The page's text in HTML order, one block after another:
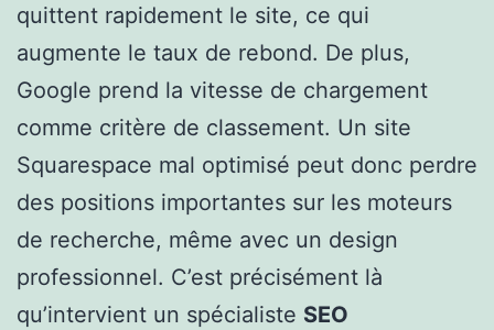
quittent rapidement le site, ce qui
augmente le taux de rebond. De plus,
Google prend la vitesse de chargement
comme critère de classement. Un site
Squarespace mal optimisé peut donc perdre
des positions importantes sur les moteurs
de recherche, même avec un design
professionnel. C’est précisément là
qu’intervient un spécialiste SEO